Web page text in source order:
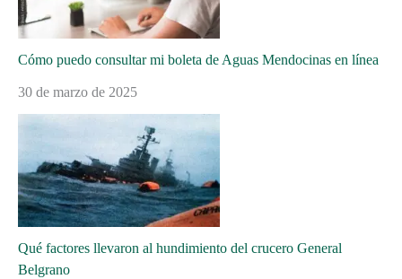
Cómo puedo consultar mi boleta de Aguas Mendocinas en línea
30 de marzo de 2025
Qué factores llevaron al hundimiento del crucero General
Belgrano